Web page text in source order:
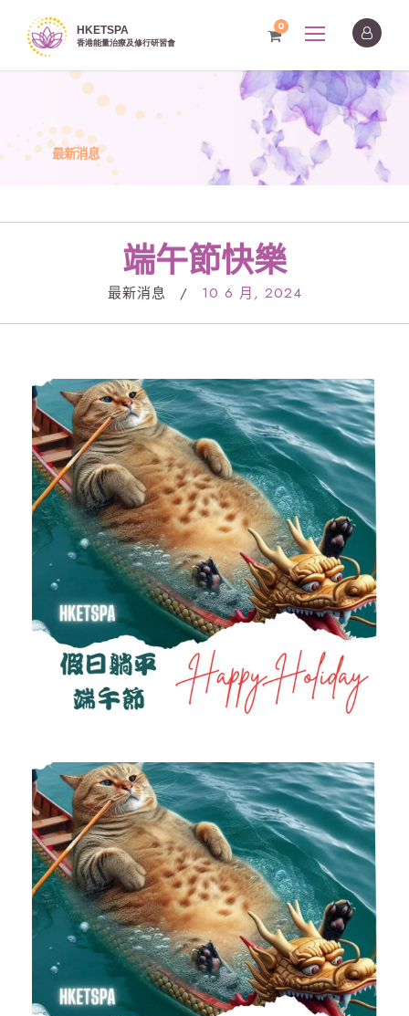
0
最新消息
端午節快樂
最新消息 / 10 6 月, 2024